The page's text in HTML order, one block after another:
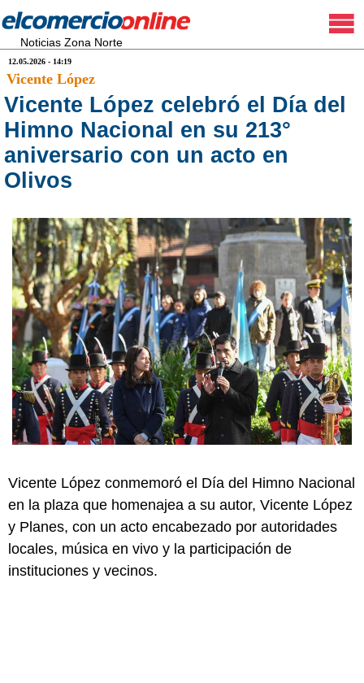
Noticias Zona Norte
12.05.2026 - 14:19
Vicente López
Vicente López celebró el Día del
Himno Nacional en su 213°
aniversario con un acto en
Olivos
Vicente López conmemoró el Día del Himno Nacional
en la plaza que homenajea a su autor, Vicente López
y Planes, con un acto encabezado por autoridades
locales, música en vivo y la participación de
instituciones y vecinos.